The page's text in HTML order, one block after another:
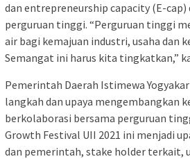
dan entrepreneurship capacity (E-
perguruan tinggi. “Perguruan tinggi
air bagi kemajuan industri, usaha dan
Semangat ini harus kita tingkatkan,”
Pemerintah Daerah Istimewa
langkah dan upaya mengembangkan
berkolaborasi bersama perguruan
Growth Festival UII 2021 ini menjadi
dan pemerintah, stake holder terkait,